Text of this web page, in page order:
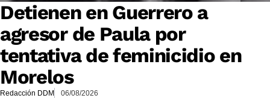
Detienen en Guerrero a
agresor de Paula por
tentativa de feminicidio en
Morelos
Redacción DDM 06/08/2026